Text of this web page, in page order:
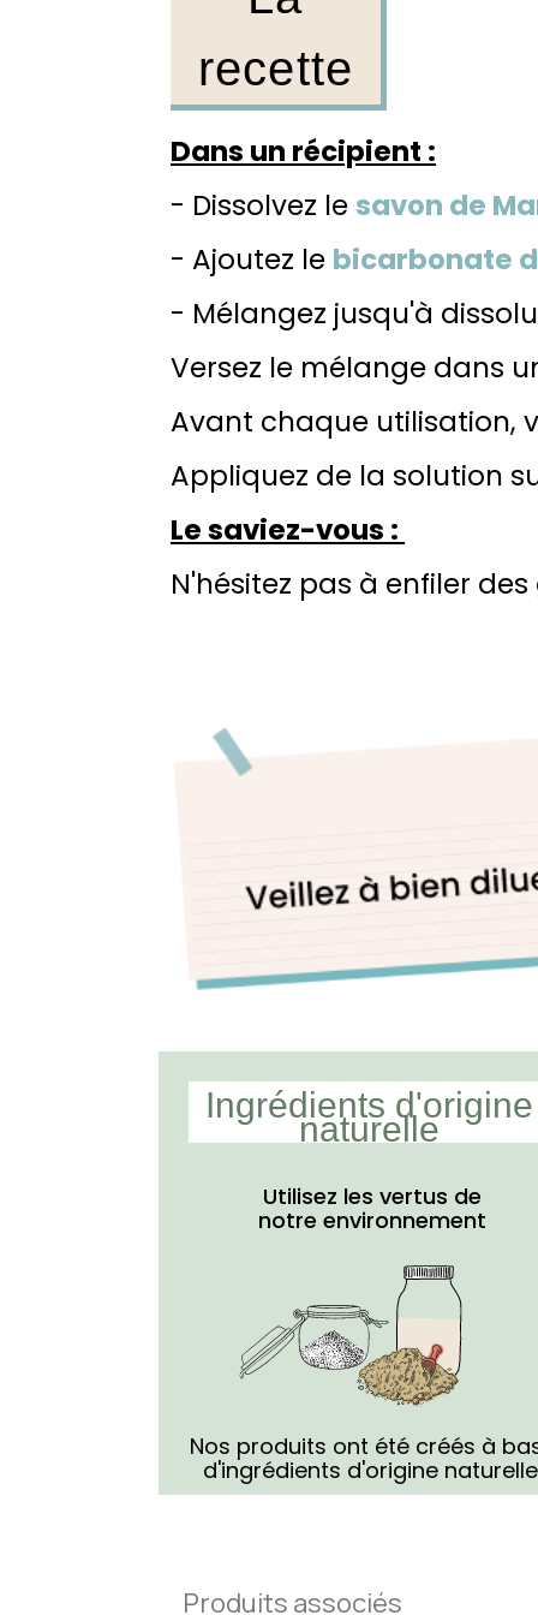
recette
Dans un récipient :
- Dissolvez lesavon de
- Ajoutez le bicarbonate
- Mélangez jusqu'à
Versez le mélange dans
Avant chaque utilisation,
Appliquez de la solution
Le saviez-vous :
N'hésitez pas à enfiler
Ingrédients d'origine
naturelle
Utilisez les vertus de
notre environnement
Nos produits ont été créés à
d'ingrédients d'origine
Produits associés